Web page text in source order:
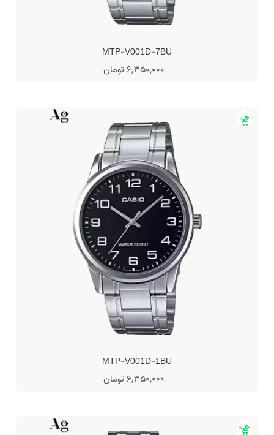
MTP-V001D-7BU
6,350,000 تومان
MTP-V001D-1BU
6,350,000 تومان